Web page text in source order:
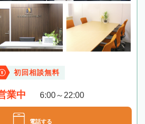
初回相談無料
業中 6:00～22:00
電話する